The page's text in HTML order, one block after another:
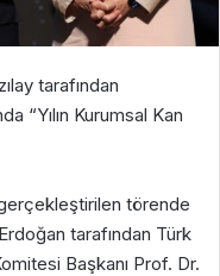
tarafından
“Yılın Kurumsal Kan
törende
tarafından Türk
Başkanı Prof. Dr.